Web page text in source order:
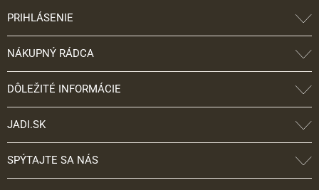
PRIHLÁSENIE
NÁKUPNÝ RÁDCA
DÔLEŽITÉ INFORMÁCIE
JADI.SK
SPÝTAJTE SA NÁS